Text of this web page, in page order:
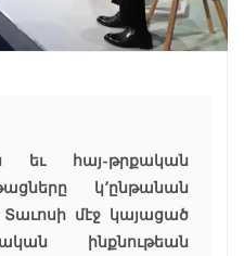
եւ հայ-թրքական
կ՚ընթանան
մէջ կայացած
ինքնութեան